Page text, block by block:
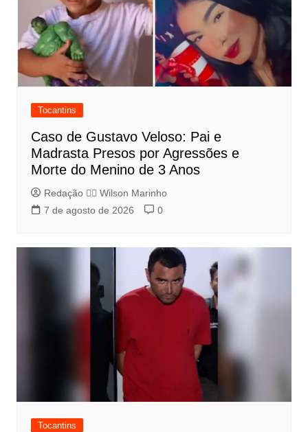
Tocantins
Caso de Gustavo Veloso: Pai e
Madrasta Presos por Agressões e
Morte do Menino de 3 Anos
Redação 👨‍⚖️​ Wilson Marinho
7 de agosto de 2026
0
Tocantins